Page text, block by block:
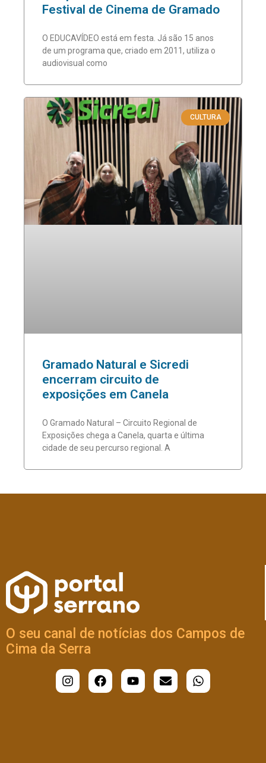
Festival de Cinema de Gramado
O EDUCAVÍDEO está em festa. Já são 15 anos
de um programa que, criado em 2011, utiliza o
audiovisual como
CULTURA
Gramado Natural e Sicredi
encerram circuito de
exposições em Canela
O Gramado Natural – Circuito Regional de
Exposições chega a Canela, quarta e última
cidade de seu percurso regional. A
O seu canal de notícias dos Campos de
Cima da Serra